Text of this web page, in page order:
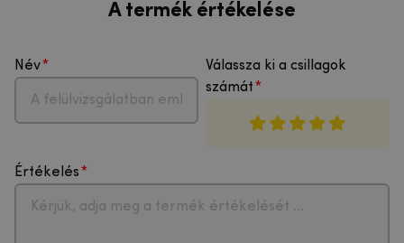
A termék értékelése
Név
Válassza ki a csillagok
számát
Értékelés